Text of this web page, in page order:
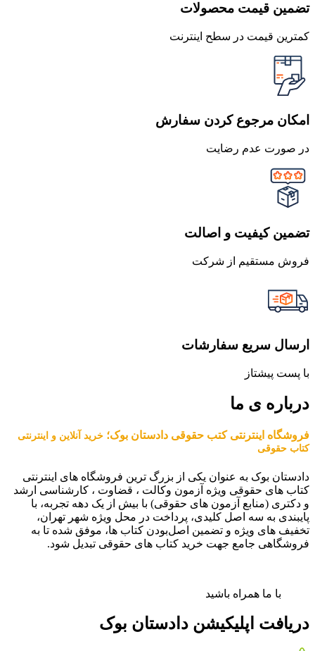
تضمین قیمت محصولات
کمترین قیمت در سطح اینترنت
امکان مرجوع کردن سفارش
در صورت عدم رضایت
تضمین کیفیت و اصالت
فروش مستقیم از شرکت
ارسال سریع سفارشات
با پست پیشتاز
درباره ی ما
فروشگاه اینترنتی کتب حقوقی دادستان بوک؛ خرید آنلاین و اینترنتی
کتاب حقوقی
دادستان بوک به عنوان یکی از بزرگ ترین فروشگاه های اینترنتی
کتاب های حقوقی ویژه آزمون وکالت ، قضاوت ، کارشناسی ارشد
و دکتری (منابع آزمون های حقوقی) با بیش از یک دهه تجربه، با
پایبندی به سه اصل کلیدی، پرداخت در محل ویژه شهر تهران،
تخفیف های ویژه و تضمین اصل‌بودن کتاب ها، موفق شده تا به
فروشگاهی جامع جهت خرید کتاب های حقوقی تبدیل شود.
با ما همراه باشید
دریافت اپلیکیشن دادستان بوک